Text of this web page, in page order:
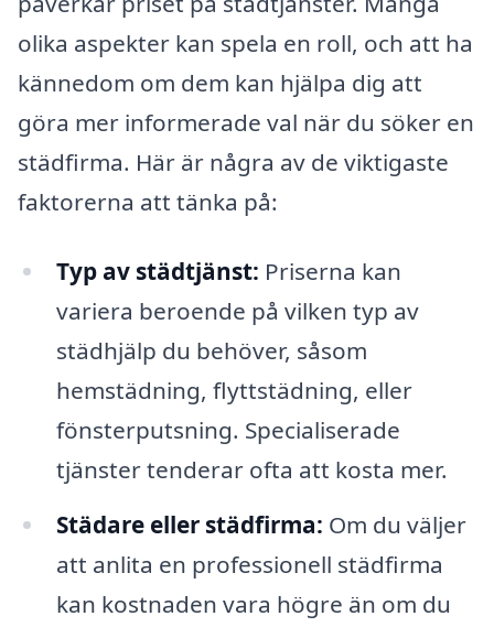
olika aspekter kan spela en roll, och att ha
kännedom om dem kan hjälpa dig att
göra mer informerade val när du söker en
städfirma. Här är några av de viktigaste
faktorerna att tänka på:
Typ av städtjänst: Priserna kan
variera beroende på vilken typ av
städhjälp du behöver, såsom
hemstädning, flyttstädning, eller
fönsterputsning. Specialiserade
tjänster tenderar ofta att kosta mer.
Städare eller städfirma: Om du väljer
att anlita en professionell städfirma
kan kostnaden vara högre än om du